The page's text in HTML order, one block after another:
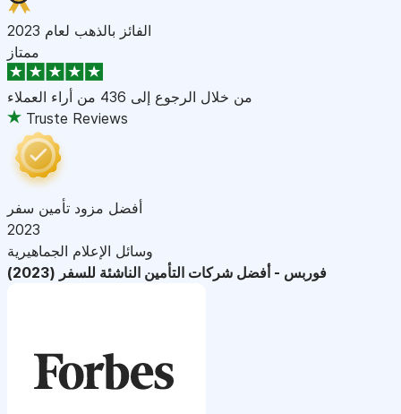
الفائز بالذهب لعام 2023
ممتاز
من خلال الرجوع إلى 436 من أراء العملاء
Truste Reviews
أفضل مزود تأمين سفر
2023
وسائل الإعلام الجماهيرية
فوربس - أفضل شركات التأمين الناشئة للسفر (2023)